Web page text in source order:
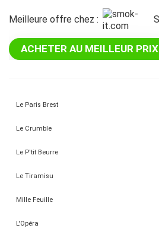
Meilleure offre chez :
ACHETER AU MEILLEUR PRIX
Le Paris Brest
Le Crumble
Le P'tit Beurre
Le Tiramisu
Mille Feuille
L'Opéra